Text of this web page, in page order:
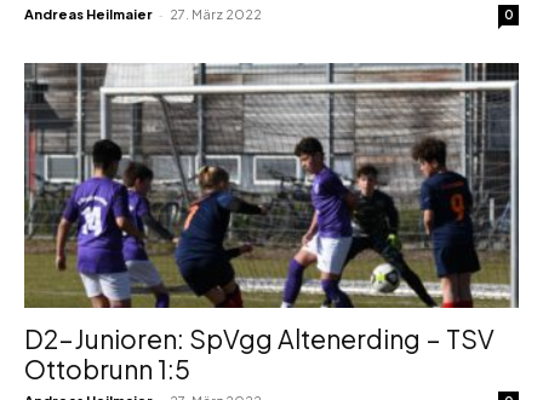
Andreas Heilmaier - 27. März 2022 0
D2-Junioren: SpVgg Altenerding – TSV
Ottobrunn 1:5